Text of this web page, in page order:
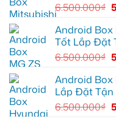
xem
YouTube
dẫn
đường
6.500.000₫
Android Box
Tốt Lắp Đặt
6.500.000₫
Android Box
Lắp Đặt Tận
6.500.000₫